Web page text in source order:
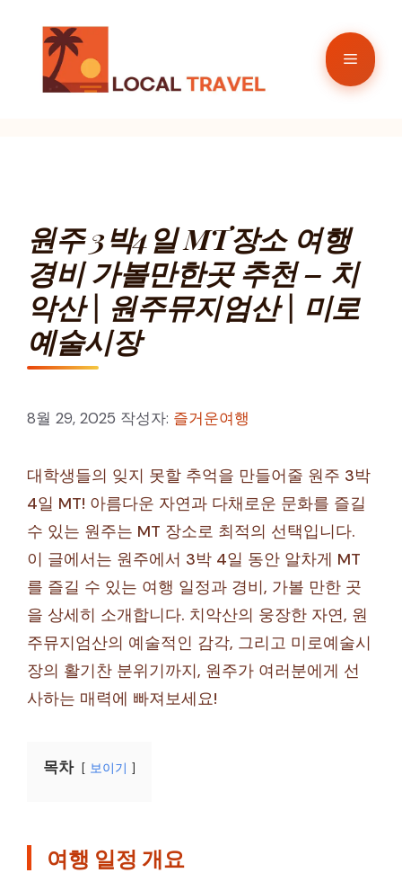
메
원주 3박4일 MT장소 여행
경비 가볼만한곳 추천 – 치
악산 | 원주뮤지엄산 | 미로
예술시장
8월 29, 2025 작성자: 즐거운여행
대학생들의 잊지 못할 추억을 만들어줄 원주 3박
4일 MT! 아름다운 자연과 다채로운 문화를 즐길
수 있는 원주는 MT 장소로 최적의 선택입니다.
이 글에서는 원주에서 3박 4일 동안 알차게 MT
를 즐길 수 있는 여행 일정과 경비, 가볼 만한 곳
을 상세히 소개합니다. 치악산의 웅장한 자연, 원
주뮤지엄산의 예술적인 감각, 그리고 미로예술시
장의 활기찬 분위기까지, 원주가 여러분에게 선
사하는 매력에 빠져보세요!
목차 보이기
여행 일정 개요